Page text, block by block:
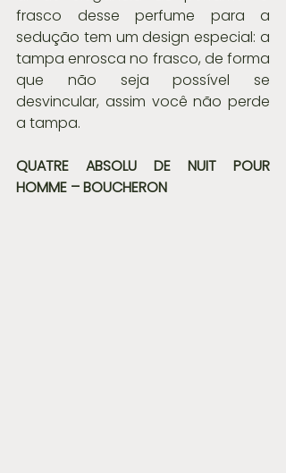
frasco desse perfume para a
sedução tem um design especial: a
tampa enrosca no frasco, de forma
que não seja possível se
desvincular, assim você não perde
a tampa.
QUATRE ABSOLU DE NUIT POUR
HOMME – BOUCHERON